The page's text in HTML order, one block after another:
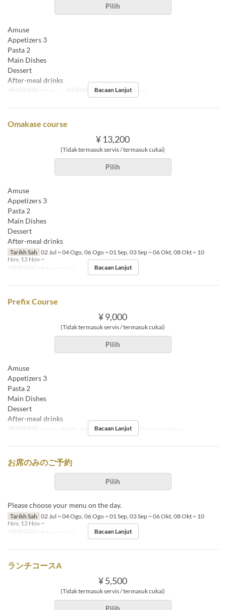
Pilih
Amuse
Appetizers 3
Pasta 2
Main Dishes
Dessert
After-meal drinks
Tarikh Sah 02 Apr ~ Makanan Makan Tengah Hari
Bacaan Lanjut
Omakase course
¥ 13,200
(Tidak termasuk servis / termasuk cukai)
Pilih
Amuse
Appetizers 3
Pasta 2
Main Dishes
Dessert
After-meal drinks
Tarikh Sah 02 Jul ~ 04 Ogo, 06 Ogo ~ 01 Sep, 03 Sep ~ 06 Okt, 08 Okt ~ 10
Nov, 12 Nov ~
Makanan
Makan Malam Bacaan Lanjut
Prefix Course
¥ 9,000
(Tidak termasuk servis / termasuk cukai)
Pilih
Amuse
Appetizers 3
Pasta 2
Main Dishes
Dessert
After-meal drinks
Tarikh Sah 24 Nov 2023 ~ 23 Dis 2024 Makanan Makan Malam
Bacaan Lanjut
お席のみのご予約
Pilih
Please choose your menu on the day.
Tarikh Sah 02 Jul ~ 04 Ogo, 06 Ogo ~ 01 Sep, 03 Sep ~ 06 Okt, 08 Okt ~ 10
Nov, 12 Nov ~
Makanan
Makan Malam Bacaan Lanjut
ランチコースA
¥ 5,500
(Tidak termasuk servis / termasuk cukai)
Pilih